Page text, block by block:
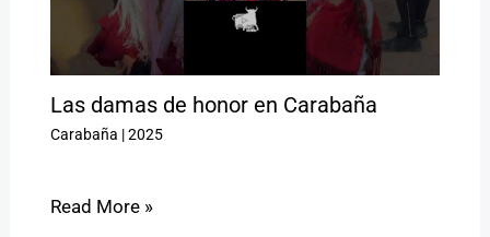
Las damas de honor en Carabaña
Carabaña |2025
Read More »